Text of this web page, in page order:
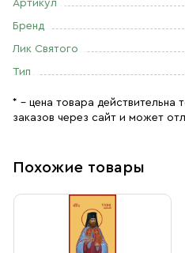
Артикул
Бренд
Лик Святого
Тип
* – цена товара действительна
заказов через сайт и может
Похожие товары